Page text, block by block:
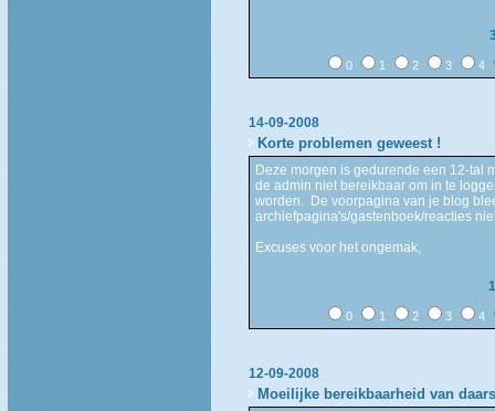
0 1 2 3 4
14-09-2008
Korte problemen geweest !
Deze morgen is gedurende een 12-tal
de admin niet bereikbaar om in te
worden. De voorpagina van je blog
archiefpagina's/gastenboek/reacties
Excuses voor het ongemak,
0 1 2 3 4
12-09-2008
Moeilijke bereikbaarheid van